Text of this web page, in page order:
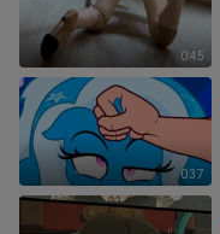
0:45
0:37